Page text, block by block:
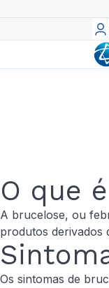
O que
A brucelose, ou
produtos derivados
Os sintomas de